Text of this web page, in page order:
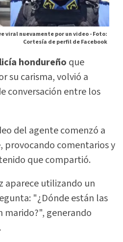
viral nuevamente por un video -Foto:
Cortesía de perfil de Facebook
hondureño que
su carisma, volvió a
conversación entre los
del agente comenzó a
comentarios y
que compartió.
aparece utilizando un
"¿Dónde están las
marido?", generando